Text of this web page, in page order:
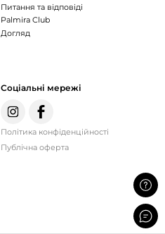
Питання та відповіді
Palmira Club
Догляд
Соціальні мережі
Політика конфіденційності
Публічна оферта